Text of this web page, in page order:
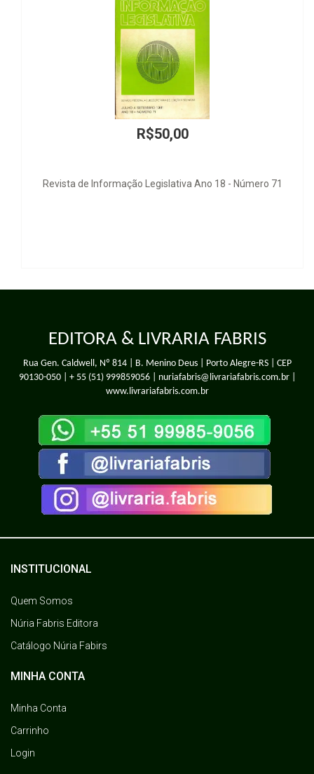
R$50,00
Revista de Informação Legislativa Ano 18 - Número 71
EDITORA & LIVRARIA FABRIS
Rua Gen. Caldwell, Nº 814 | B. Menino Deus | Porto Alegre-RS | CEP
90130-050 | + 55 (51) 999859056| nuriafabris@livrariafabris.com.br |
www.livrariafabris.com.br
INSTITUCIONAL
Quem Somos
Núria Fabris Editora
Catálogo Núria Fabirs
MINHA CONTA
Minha Conta
Carrinho
Login